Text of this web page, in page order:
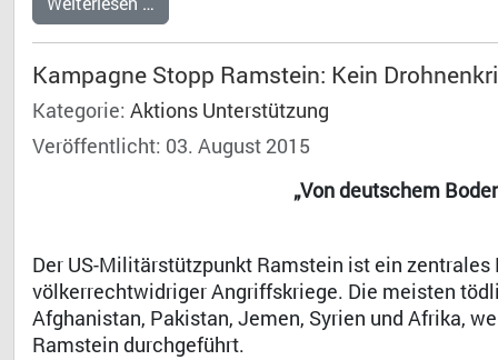
Kampagne Stopp Ramstein: Kein
Kategorie: Aktions Unterstützung
Veröffentlicht: 03. August 2015
„Von deutschem
Der US-Militärstützpunkt Ramstein ist ein
völkerrechtwidriger Angriffskriege. Die meisten
Afghanistan, Pakistan, Jemen, Syrien und Afrika,
Ramstein durchgeführt.